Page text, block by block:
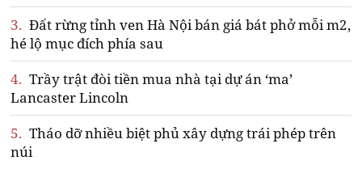
3. Đất rừng tỉnh ven Hà Nội bán giá bát phở mỗi m2,
hé lộ mục đích phía sau
4. Trầy trật đòi tiền mua nhà tại dự án ‘ma’
Lancaster Lincoln
5. Tháo dỡ nhiều biệt phủ xây dựng trái phép trên
núi